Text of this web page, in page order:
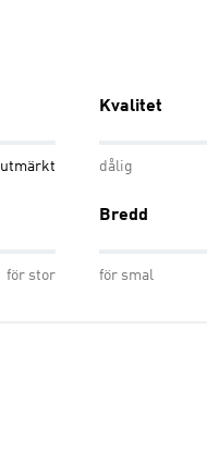
utmärkt
Kvalitet
dålig
för stor
Bredd
för smal